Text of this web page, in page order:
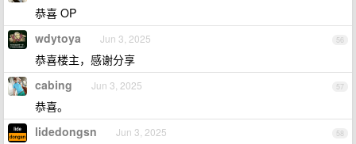
恭喜 OP
56
wdytoya Jun 3, 2025
恭喜楼主，感谢分享
57
cabing Jun 3, 2025
恭喜。
58
lidedongsn Jun 3, 2025